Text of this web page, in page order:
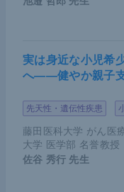
のような技術を磨
講演のまとめ
本講演のポイント
胃がん分野では
実は身近な小児希
へ――健やか親子
先天性・遺伝性疾患
藤田医科大学 がん医
大学 医学部 名誉教授
佐谷 秀行 先生